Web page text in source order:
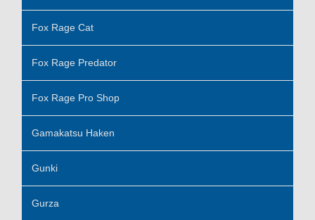
Fox Rage Cat
Fox Rage Predator
Fox Rage Pro Shop
Gamakatsu Haken
Gunki
Gurza